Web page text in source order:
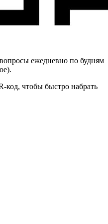
ежедневно по будням
код, чтобы быстро набрать